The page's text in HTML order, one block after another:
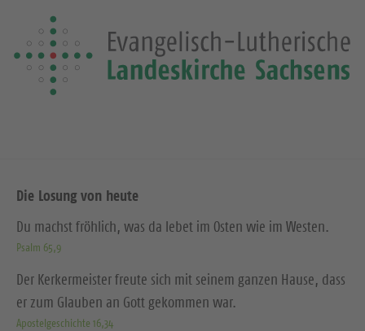
Die Losung von heute
Du machst fröhlich, was da lebet im Osten wie im Westen.
Psalm 65,9
Der Kerkermeister freute sich mit seinem ganzen Hause, dass
er zum Glauben an Gott gekommen war.
Apostelgeschichte 16,34